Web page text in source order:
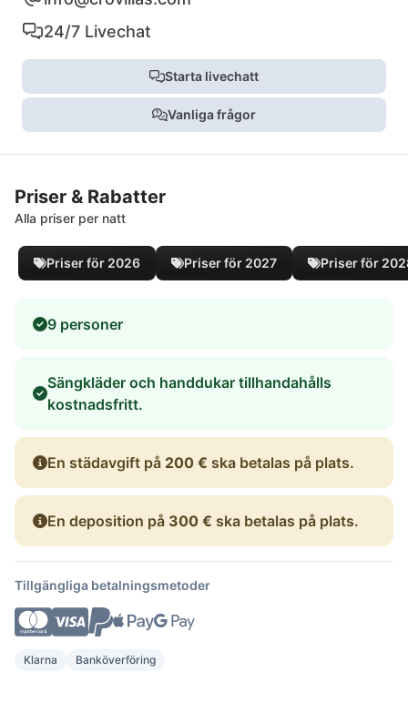
24/7 Livechat
Starta livechatt
Vanliga frågor
Priser & Rabatter
Alla priser per natt
Priser för 2026 Priser för 2027 Priser för
9 personer
Sängkläder och handdukar tillhandahålls
kostnadsfritt.
En städavgift på 200 € ska betalas på plats.
En deposition på 300 € ska betalas på plats.
Tillgängliga betalningsmetoder
Klarna Banköverföring